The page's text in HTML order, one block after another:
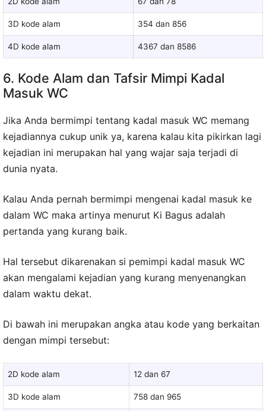
3D kode alam 354 dan 856
4D kode alam 4367 dan 8586
6. Kode Alam dan Tafsir Mimpi Kadal
Masuk WC
Jika Anda bermimpi tentang kadal masuk WC memang
kejadiannya cukup unik ya, karena kalau kita pikirkan lagi
kejadian ini merupakan hal yang wajar saja terjadi di
dunia nyata.
Kalau Anda pernah bermimpi mengenai kadal masuk ke
dalam WC maka artinya menurut Ki Bagus adalah
pertanda yang kurang baik.
Hal tersebut dikarenakan si pemimpi kadal masuk WC
akan mengalami kejadian yang kurang menyenangkan
dalam waktu dekat.
Di bawah ini merupakan angka atau kode yang berkaitan
dengan mimpi tersebut:
2D kode alam 12 dan 67
3D kode alam 758 dan 965